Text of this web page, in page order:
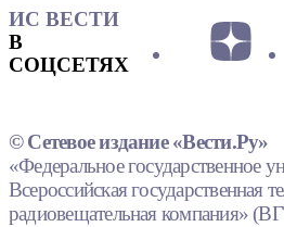
ИС ВЕСТИ
В
СОЦСЕТЯХ
© Сетевое издание «Вести.Ру»
«Федеральное государственное
Всероссийская государственная
радиовещательная компания»